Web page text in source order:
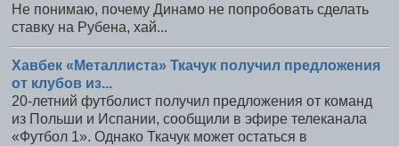
Не понимаю, почему Динамо не попробовать сделать
ставку на Рубена, хай...
Хавбек «Металлиста» Ткачук получил предложения
от клубов из...
20-летний футболист получил предложения от команд
из Польши и Испании, сообщили в эфире телеканала
«Футбол 1». Однако Ткачук может остаться в